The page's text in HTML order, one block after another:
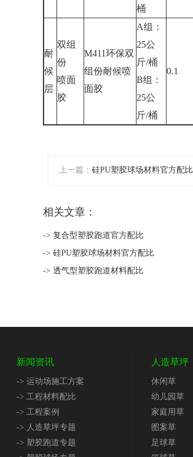
桶
耐
候
层
双组
份
喷面
胶
M411环保双
组份耐候喷
面胶
A组：
25公
斤/桶
B组：
25公
斤/桶
0.1
上一篇： 硅PU塑胶球场材料官方配比
相关文章：
-> 复合型塑胶跑道官方配比
-> 硅PU塑胶球场材料官方配比
-> 透气型塑胶跑道材料配比
新闻资讯
-> 运动场施工方案
-> 工程材料配比
-> 工程案例
-> 人造草坪专题
-> 塑胶跑道专题
人造草坪
休闲草
幼儿园草
家庭用草
图案草
足球草